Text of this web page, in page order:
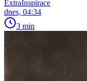
ExtraInspirace
dnes, 04:34
3 min